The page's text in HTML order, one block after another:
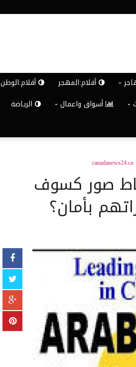
أقلام:المهجر أقلام:الوطن
أسواق واعمال الرياضة
canadanews24.ca:
صور كسوف
بأمان؟